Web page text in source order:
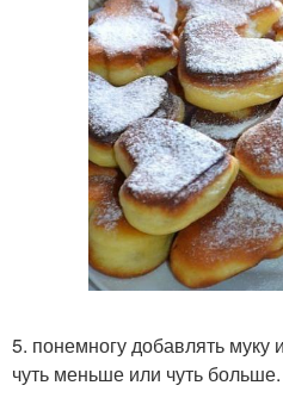
5. понемногу добавлять
чуть меньше или чуть больше.